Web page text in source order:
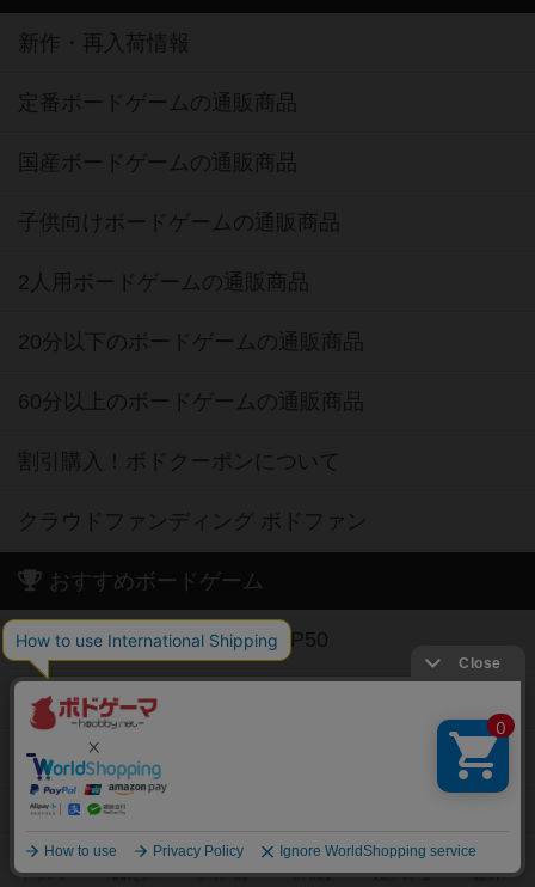
新作・再入荷情報
定番ボードゲームの通販商品
国産ボードゲームの通販商品
子供向けボードゲームの通販商品
2人用ボードゲームの通販商品
20分以下のボードゲームの通販商品
60分以上のボードゲームの通販商品
割引購入！ボドクーポンについて
クラウドファンディング ボドファン
おすすめボードゲーム
お気に入りボードゲーム TOP50
興味ありボードゲーム TOP50
経験ありボードゲーム TOP50
持ってるボードゲーム TOP50
高評価ボードゲーム TOP50